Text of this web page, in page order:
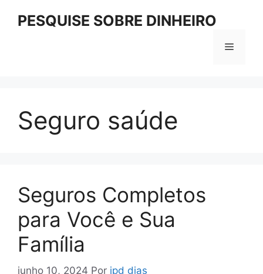
PESQUISE SOBRE DINHEIRO
Menu
Seguro saúde
Seguros Completos
para Você e Sua
Família
junho 10, 2024 Por jpd dias